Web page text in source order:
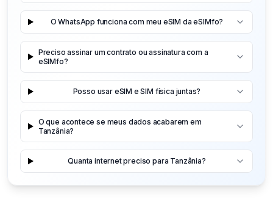
O WhatsApp funciona com meu eSIM da eSIMfo?
Preciso assinar um contrato ou assinatura com a
eSIMfo?
Posso usar eSIM e SIM física juntas?
O que acontece se meus dados acabarem em
Tanzânia?
Quanta internet preciso para Tanzânia?